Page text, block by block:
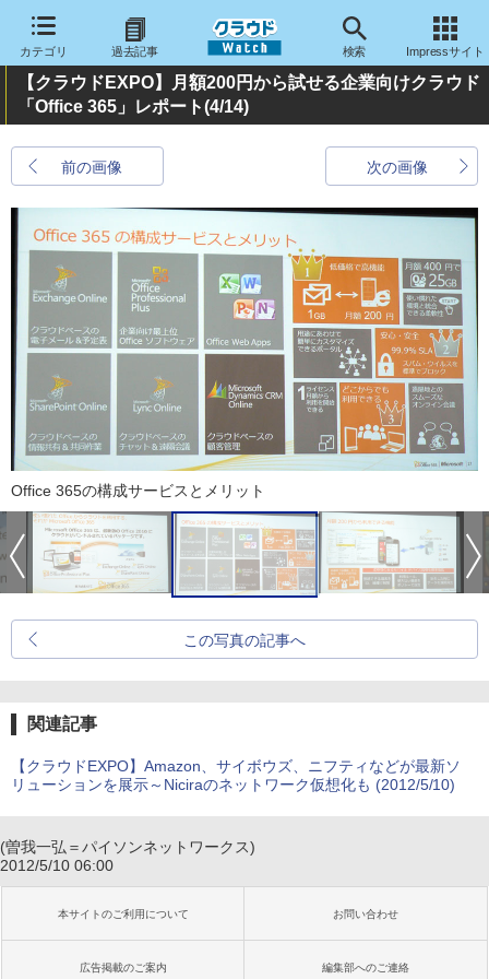
カテゴリ 過去記事 検索 Impressサイト
【クラウドEXPO】月額200円から試せる企業向けクラウド
「Office 365」レポート(4/14)
前の画像 次の画像
Office 365の構成サービスとメリット
この写真の記事へ
関連記事
【クラウドEXPO】Amazon、サイボウズ、ニフティなどが最新ソ
リューションを展示～Niciraのネットワーク仮想化も (2012/5/10)
(曽我一弘＝パイソンネットワークス)
2012/5/10 06:00
本サイトのご利用について お問い合わせ
広告掲載のご案内 編集部へのご連絡